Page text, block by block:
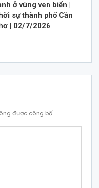
ở vùng ven biển |
sự thành phố Cần
| 02/7/2026
được công bố.